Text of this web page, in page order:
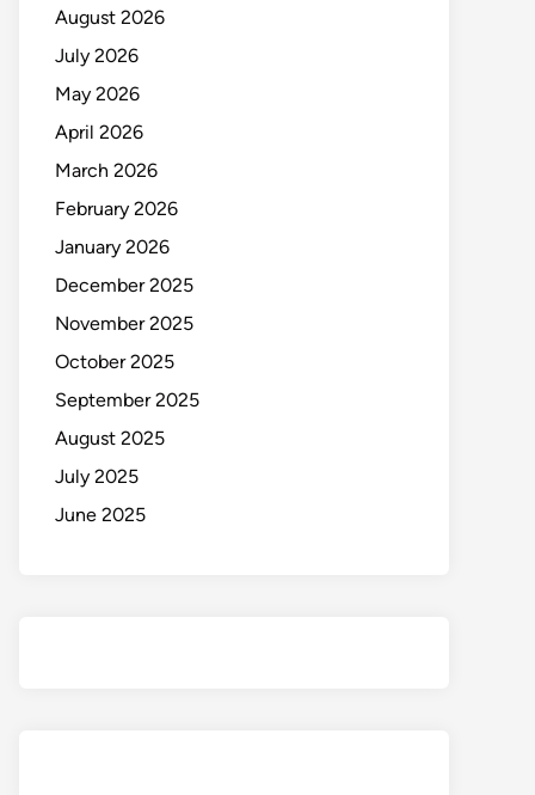
August 2026
July 2026
May 2026
April 2026
March 2026
February 2026
January 2026
December 2025
November 2025
October 2025
September 2025
August 2025
July 2025
June 2025